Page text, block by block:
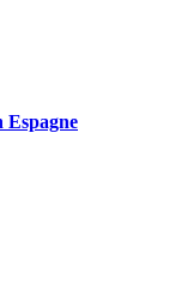
Espagne